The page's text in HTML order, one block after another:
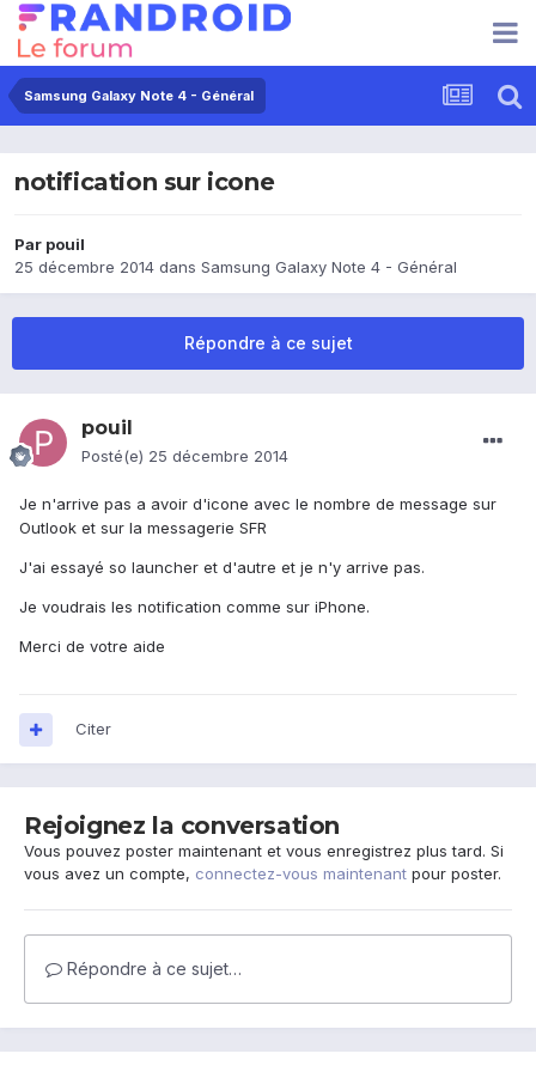
Samsung Galaxy Note 4 - Général
notification sur icone
Par pouil
25 décembre 2014 dans Samsung Galaxy Note 4 - Général
Répondre à ce sujet
pouil
Posté(e) 25 décembre 2014
Je n'arrive pas a avoir d'icone avec le nombre de message sur
Outlook et sur la messagerie SFR
J'ai essayé so launcher et d'autre et je n'y arrive pas.
Je voudrais les notification comme sur iPhone.
Merci de votre aide
Citer
Rejoignez la conversation
Vous pouvez poster maintenant et vous enregistrez plus tard. Si
vous avez un compte, connectez-vous maintenant pour poster.
Répondre à ce sujet…